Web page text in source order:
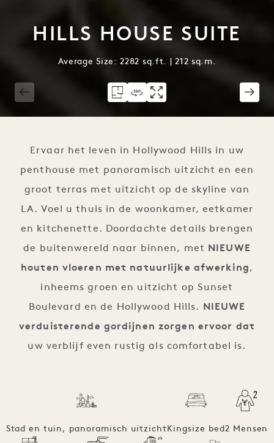
HILLS HOUSE SUITE
Average Size: 2282 sq.ft. | 212 sq.m.
Ervaar het leven in Hollywood Hills in uw
penthouse met panoramisch uitzicht en een
groot terras met uitzicht op de skyline van
LA. Voel u thuis in de woonkamer, eetkamer
en kitchenette. Doordachte details brengen
de buitenwereld naar binnen, met
NIEUWE
houten vloeren met natuurlijke afwerking,
inheems groen en uitzicht op Sunset
Boulevard en de Hollywood Hills.
NIEUWE
verduisterende gordijnen zorgen ervoor dat
uw verblijf even rustig als comfortabel is.
Stad en tuin, panoramisch uitzichtKingsize bed2 Mensen